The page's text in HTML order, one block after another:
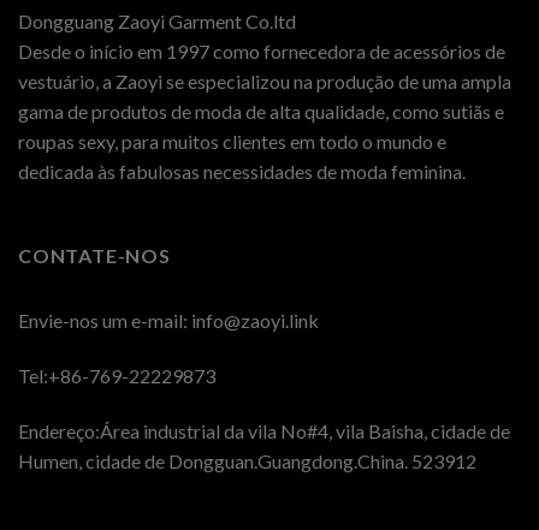
Dongguang Zaoyi Garment Co.ltd
Desde o início em 1997 como fornecedora de acessórios de
vestuário, a Zaoyi se especializou na produção de uma ampla
gama de produtos de moda de alta qualidade, como sutiãs e
roupas sexy, para muitos clientes em todo o mundo e
dedicada às fabulosas necessidades de moda feminina.
CONTATE-NOS
Envie-nos um e-mail: info@zaoyi.link
Tel:+86-769-22229873
Endereço:Área industrial da vila No#4, vila Baisha, cidade de
Humen, cidade de Dongguan.Guangdong.China. 523912